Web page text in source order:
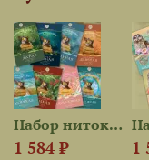
Набор ниток сюрприз «Сова в...
1 584 ₽ 1